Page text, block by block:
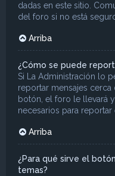
dadas en este sitio.
del foro si no está
Arriba
¿Cómo se puede
Si La Administración lo
reportar mensajes
botón, el foro le llevará
necesarios para reportar
Arriba
¿Para qué sirve el
temas?